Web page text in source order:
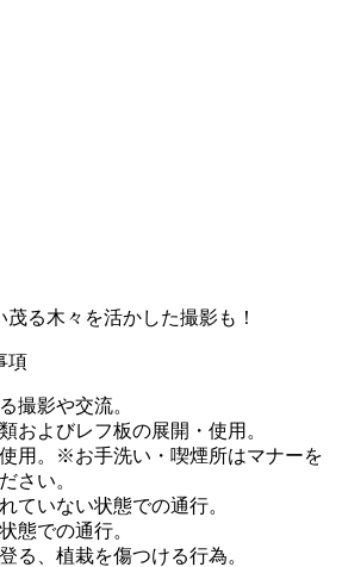
る木々を活かした撮影も！
項
撮影や交流。
およびレフ板の展開・使用。
用。※お手洗い・喫煙所はマナーを
さい。
ていない状態での通行。
態での通行。
る、植栽を傷つける行為。